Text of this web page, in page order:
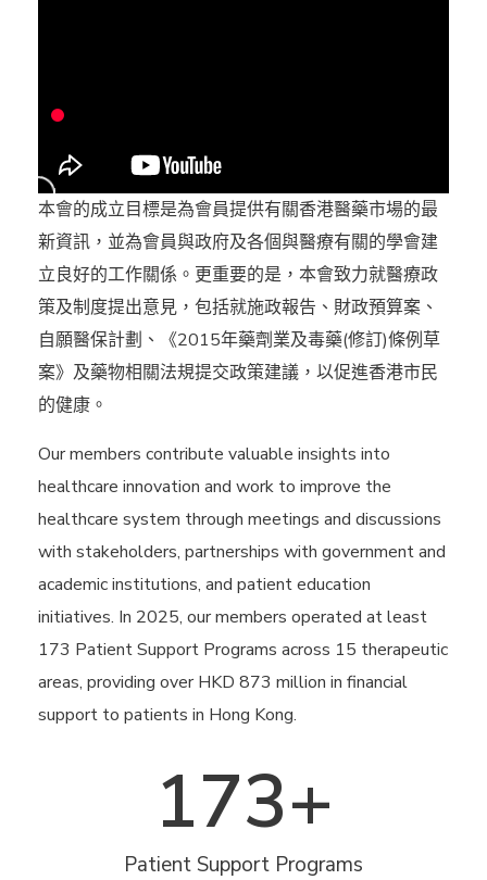
本會的成立目標是為會員提供有關香港醫藥市場的最
新資訊，並為會員與政府及各個與醫療有關的學會建
立良好的工作關係。更重要的是，本會致力就醫療政
策及制度提出意見，包括就施政報告、財政預算案、
自願醫保計劃、《2015年藥劑業及毒藥(修訂)條例草
案》及藥物相關法規提交政策建議，以促進香港市民
的健康。
Our members contribute valuable insights into
healthcare innovation and work to improve the
healthcare system through meetings and discussions
with stakeholders, partnerships with government and
academic institutions, and patient education
initiatives. In 2025, our members operated at least
173 Patient Support Programs across 15 therapeutic
areas, providing over HKD 873 million in financial
support to patients in Hong Kong.
173+
Patient Support Programs